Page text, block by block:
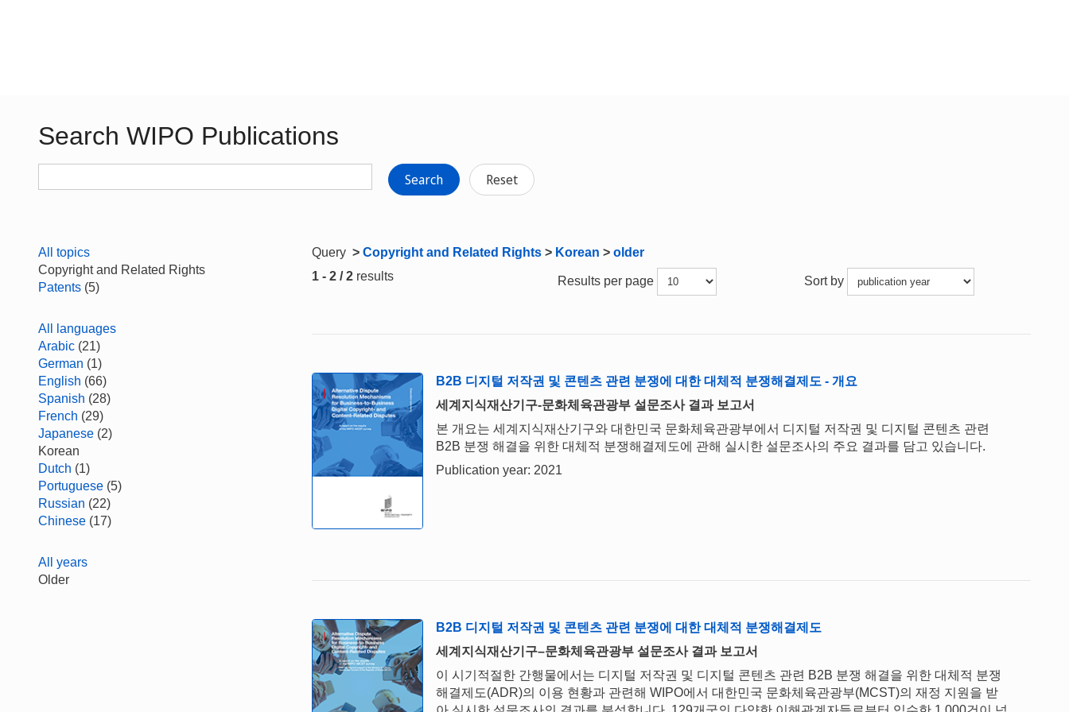
Search WIPO Publications
Search Reset
All topics
Copyright and Related Rights
Patents (5)
All languages
Arabic (21)
German (1)
English (66)
Spanish (28)
French (29)
Japanese (2)
Korean
Dutch (1)
Portuguese (5)
Russian (22)
Chinese (17)
All years
Older
Query > Copyright and Related Rights > Korean > older
1 - 2 / 2 results Results per page Sort by
B2B 디지털 저작권 및 콘텐츠 관련 분쟁에 대한 대체적 분쟁해결제도 - 개요
세계지식재산기구-문화체육관광부 설문조사 결과 보고서
본 개요는 세계지식재산기구와 대한민국 문화체육관광부에서 디지털 저작권 및 디지털 콘텐츠 관련
B2B 분쟁 해결을 위한 대체적 분쟁해결제도에 관해 실시한 설문조사의 주요 결과를 담고 있습니다.
Publication year: 2021
B2B 디지털 저작권 및 콘텐츠 관련 분쟁에 대한 대체적 분쟁해결제도
세계지식재산기구–문화체육관광부 설문조사 결과 보고서
이 시기적절한 간행물에서는 디지털 저작권 및 디지털 콘텐츠 관련 B2B 분쟁 해결을 위한 대체적 분쟁
해결제도(ADR)의 이용 현황과 관련해 WIPO에서 대한민국 문화체육관광부(MCST)의 재정 지원을 받